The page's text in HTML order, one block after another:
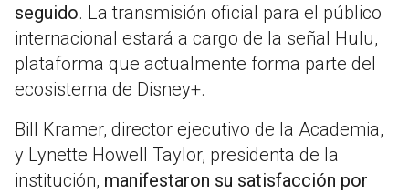
seguido. La transmisión oficial para el público
internacional estará a cargo de la señal Hulu,
plataforma que actualmente forma parte del
ecosistema de Disney+.
Bill Kramer, director ejecutivo de la Academia,
y Lynette Howell Taylor, presidenta de la
institución, manifestaron su satisfacción por